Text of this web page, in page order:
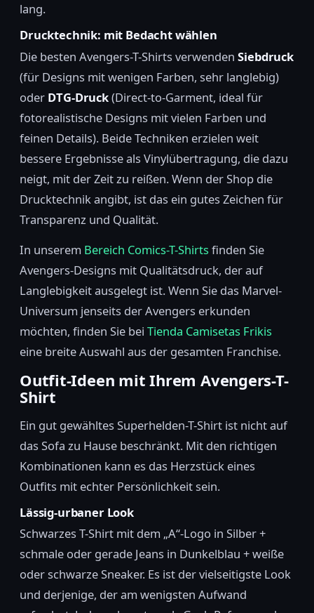
lang.
Drucktechnik: mit Bedacht wählen
Die besten Avengers-T-Shirts verwenden Siebdruck
(für Designs mit wenigen Farben, sehr langlebig)
oder DTG-Druck(Direct-to-Garment, ideal für
fotorealistische Designs mit vielen Farben und
feinen Details). Beide Techniken erzielen weit
bessere Ergebnisse als Vinylübertragung, die dazu
neigt, mit der Zeit zu reißen. Wenn der Shop die
Drucktechnik angibt, ist das ein gutes Zeichen für
Transparenz und Qualität.
In unserem Bereich Comics-T-Shirtsfinden Sie
Avengers-Designs mit Qualitätsdruck, der auf
Langlebigkeit ausgelegt ist. Wenn Sie das Marvel-
Universum jenseits der Avengers erkunden
möchten, finden Sie bei Tienda Camisetas Frikis
eine breite Auswahl aus der gesamten Franchise.
Outfit-Ideen mit Ihrem Avengers-T-
Shirt
Ein gut gewähltes Superhelden-T-Shirt ist nicht auf
das Sofa zu Hause beschränkt. Mit den richtigen
Kombinationen kann es das Herzstück eines
Outfits mit echter Persönlichkeit sein.
Lässig-urbaner Look
Schwarzes T-Shirt mit dem „A“-Logo in Silber +
schmale oder gerade Jeans in Dunkelblau + weiße
oder schwarze Sneaker. Es ist der vielseitigste Look
und derjenige, der am wenigsten Aufwand